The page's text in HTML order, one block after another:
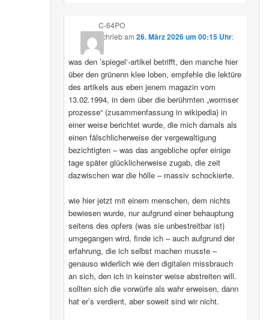
C-64PO
schriebam 26. März 2026 um 00:15 Uhr:
was den ’spiegel‘-artikel betrifft, den manche hier
über den grünenn klee loben, empfehle die lektüre
des artikels aus eben jenem magazin vom
13.02.1994, in dem über die berühmten „wormser
prozesse“ (zusammenfassung in wikipedia) in
einer weise berichtet wurde, die mich damals als
einen fälschlicherweise der vergewaltigung
bezichtigten – was das angebliche opfer einige
tage später glücklicherweise zugab, die zeit
dazwischen war die hölle – massiv schockierte.
wie hier jetzt mit einem menschen, dem nichts
bewiesen wurde, nur aufgrund einer behauptung
seitens des opfers (was sie unbestreitbar ist)
umgegangen wird, finde ich – auch aufgrund der
erfahrung, die ich selbst machen musste –
genauso widerlich wie den digitalen missbrauch
an sich, den ich in keinster weise abstreiten will.
sollten sich die vorwürfe als wahr erweisen, dann
hat er’s verdient, aber soweit sind wir nicht.